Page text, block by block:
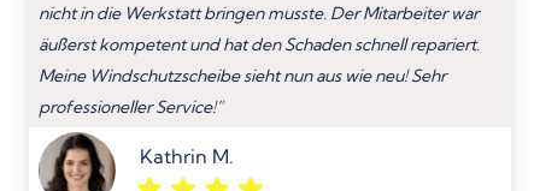
nicht in die Werkstatt bringen musste. Der Mitarbeiter war
äußerst kompetent und hat den Schaden schnell repariert.
Meine Windschutzscheibe sieht nun aus wie neu! Sehr
professioneller Service!”
Kathrin M.